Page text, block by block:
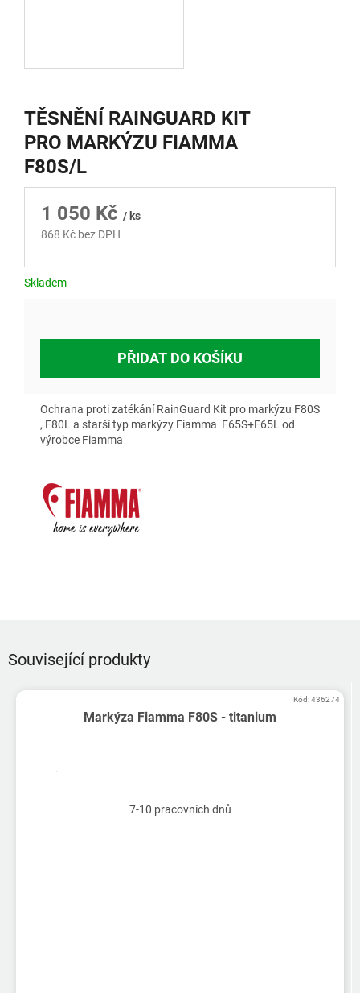
TĚSNĚNÍ RAINGUARD KIT
PRO MARKÝZU FIAMMA
F80S/L
1 050 Kč / ks
868 Kč bez DPH
Skladem
PŘIDAT DO KOŠÍKU
Ochrana proti zatékání RainGuard Kit pro markýzu F80S
, F80L a starší typ markýzy Fiamma F65S+F65L od
výrobce Fiamma
Související produkty
Markýza Fiamma F80S - titanium
7-10 pracovních dnů
Kód:436274